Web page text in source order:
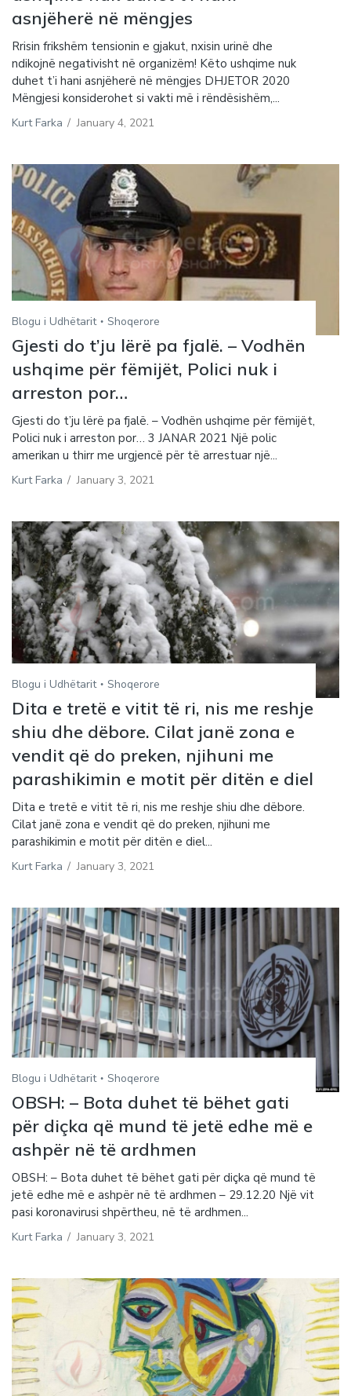
asnjëherë në mëngjes
Rrisin frikshëm tensionin e gjakut, nxisin urinë dhe
ndikojnë negativisht në organizëm! Këto ushqime nuk
duhet t’i hani asnjëherë në mëngjes DHJETOR 2020
Mëngjesi konsiderohet si vakti më i rëndësishëm,...
Kurt Farka / January 4, 2021
Blogu i Udhëtarit Shoqerore
Gjesti do t’ju lërë pa fjalë. – Vodhën
ushqime për fëmijët, Polici nuk i
arreston por…
Gjesti do t’ju lërë pa fjalë. – Vodhën ushqime për fëmijët,
Polici nuk i arreston por… 3 JANAR 2021 Një polic
amerikan u thirr me urgjencë për të arrestuar një...
Kurt Farka / January 3, 2021
Blogu i Udhëtarit Shoqerore
Dita e tretë e vitit të ri, nis me reshje
shiu dhe dëbore. Cilat janë zona e
vendit që do preken, njihuni me
parashikimin e motit për ditën e diel
Dita e tretë e vitit të ri, nis me reshje shiu dhe dëbore.
Cilat janë zona e vendit që do preken, njihuni me
parashikimin e motit për ditën e diel...
Kurt Farka / January 3, 2021
Blogu i Udhëtarit Shoqerore
OBSH: – Bota duhet të bëhet gati
për diçka që mund të jetë edhe më e
ashpër në të ardhmen
OBSH: – Bota duhet të bëhet gati për diçka që mund të
jetë edhe më e ashpër në të ardhmen – 29.12.20 Një vit
pasi koronavirusi shpërtheu, në të ardhmen...
Kurt Farka / January 3, 2021